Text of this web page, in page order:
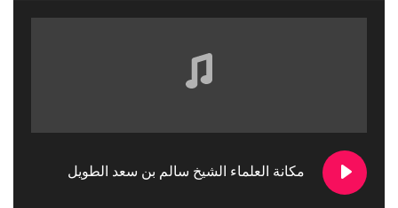
مكانة العلماء الشيخ سالم بن سعد الطويل